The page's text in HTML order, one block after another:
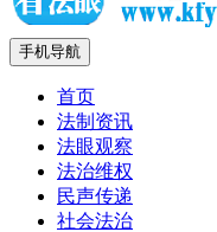
手机导航
首页
法制资讯
法眼观察
法治维权
民声传递
社会法治